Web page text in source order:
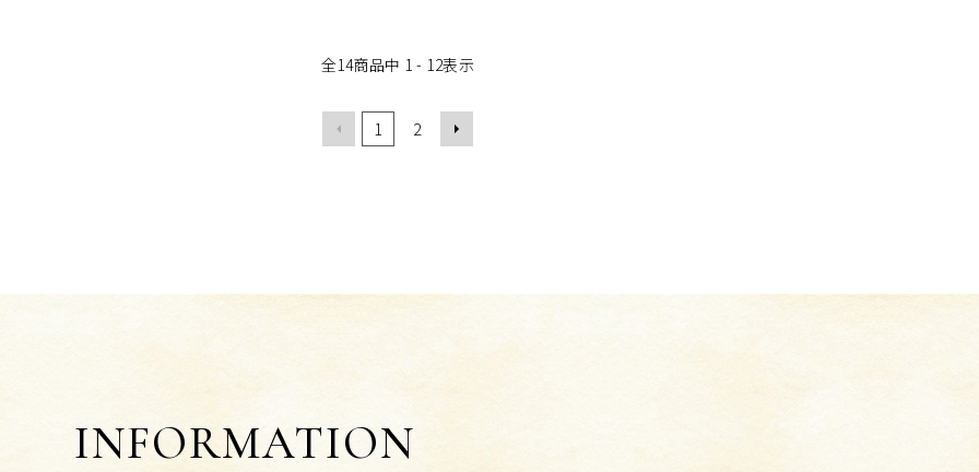
全14商品中 1 - 12表示
1 2
INFORMATION